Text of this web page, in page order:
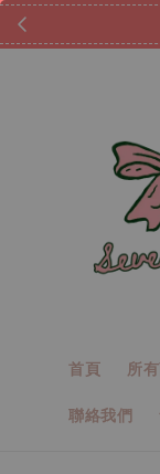
首頁 所
聯絡我們